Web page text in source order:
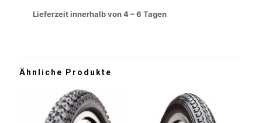
Lieferzeit innerhalb von 4 – 6 Tagen
Ähnliche Produkte